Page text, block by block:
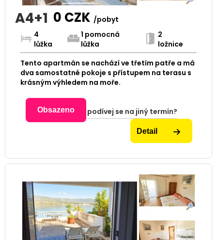
A4+1 0 CZK /pobyt
4
lůžka
1 pomocná
lůžka
2
ložnice
Tento apartmán se nachází ve třetím patře a má
dva samostatné pokoje s přístupem na terasu s
krásným výhledem na moře.
Obsazeno podívej se na jiný termín?
Detail